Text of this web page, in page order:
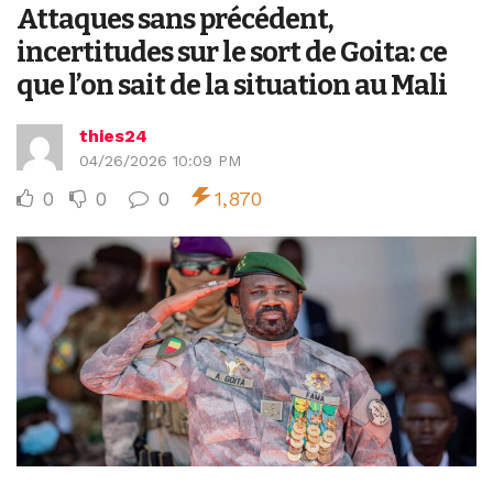
Attaques sans précédent,
incertitudes sur le sort de Goita: ce
que l’on sait de la situation au Mali
thies24
04/26/2026 10:09 PM
0 0 0 1,870